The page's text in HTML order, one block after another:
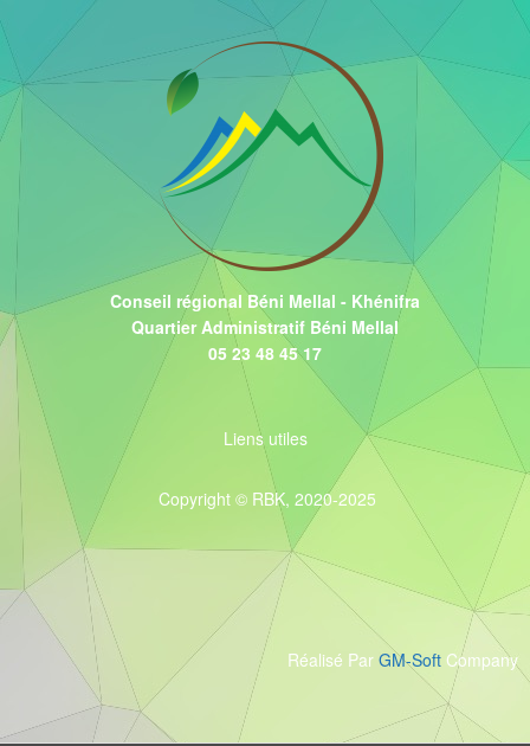
Conseil régional Béni Mellal - Khénifra
Quartier Administratif Béni Mellal
05 23 48 45 17
Liens utiles
Copyright © RBK, 2020-2025
Réalisé Par GM-Soft Company